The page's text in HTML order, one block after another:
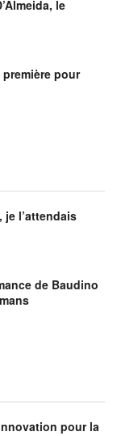
le
première pour
l’attendais
de Baudino
pour la